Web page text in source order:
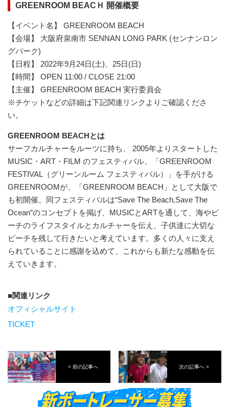
GREENROOM BEACＨ 開催概要
【イベント名】 GREENROOM BEACH
【会場】 大阪府泉南市 SENNAN LONG PARK (センナンロン
グパーク)
【⽇程】 2022年9月24日(土)、25日(日)
【時間】 OPEN 11:00 / CLOSE 21:00
【主催】 GREENROOM BEACH 実行委員会
※チケットなどの詳細は下記関連リンクよりご確認くださ
い。
GREENROOM BEACHとは
サーフカルチャーをルーツに持ち、 2005年よりスタートした
MUSIC・ART・FILM のフェスティバル、「GREENROOM
FESTIVAL（グリーンルーム フェスティバル）」を手がける
GREENROOMが、「GREENROOM BEACH」として大阪で
も初開催。同フェスティバルは“Save The Beach,Save The
Ocean”のコンセプトを掲げ、MUSICとARTを通して、海やビ
ーチのライフスタイルとカルチャーを伝え、子供達に大切な
ビーチを残して行きたいと考えています。多くの人々に支え
られていることに感謝を込めて、これからも新たな感動を伝
えていきます。
関連リンク
オフィシャルサイト
TICKET
< 前の記事へ 次の記事へ >